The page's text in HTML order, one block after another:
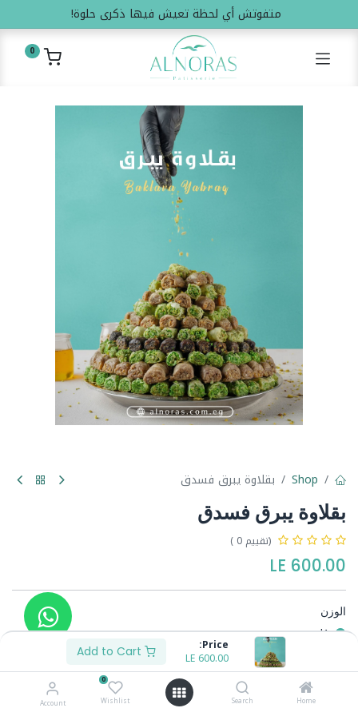
Price:
600.00
LE
Home
Search
0
Wishlist
Account
متفوتش أي لحظة تعيش فيها ذكرى حلوة!
0
Shop بقلاوة يبرق فسدق
بقلاوة يبرق فسدق
(تقييم 0 )
600.00
الوزن
1ك
300.00